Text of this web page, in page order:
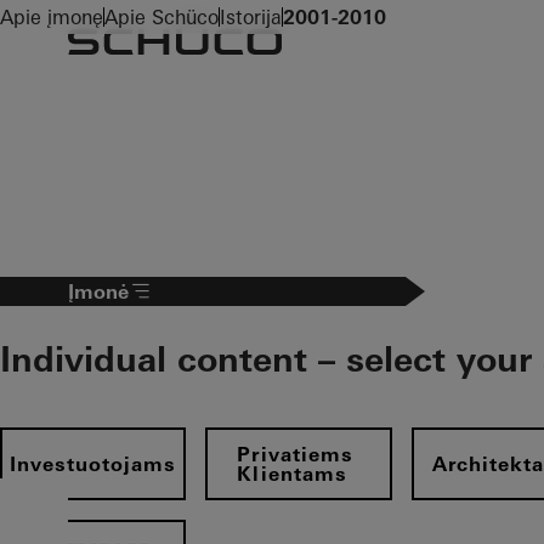
To the main content
Įmonė
Individual content – select your
Investuotojams
Privatiems
Klientams
Apie įmonęApie SchücoIstorija2001-2010